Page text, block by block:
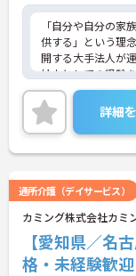
る独自の福利厚生
・小学校3年生ま
男性の育休取得実
が変化しても安心
【プライベートと
・有給取得促進手
暇を取得できる仕
フレッシュできま
・中途入社比率が
染める温かい社風で
「自分や自分の家
供する」という理
開する大手法人が
祉士としての経験
ます。最大の魅力
の社内資格「マジ
認定されると最大
な収入アップが可
力や睡眠センサー
象となる年間3万
の圧倒的な福利厚
テップアップ等、
アを築けます。
★おすすめPOINT★
詳細
通所介護（デイサービス）
カミング株式会社カミ
【愛知県／名
格・未経験歓